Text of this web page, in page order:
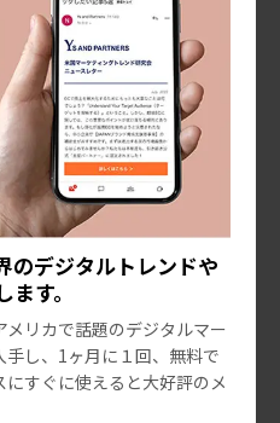
のデジタルトレンドや
す。
リカで話題のデジタルマー
し、1ヶ月に１回、無料で
すぐに使えると大好評のメ
光客の集客面について、鉄
ンサルティングをを行なっ
消費者調査設計、ウエブ制
デオコンテンツ制作まで、